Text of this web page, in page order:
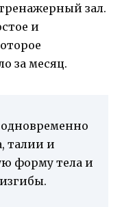
зал.
и
за месяц.
талии и
форму тела и